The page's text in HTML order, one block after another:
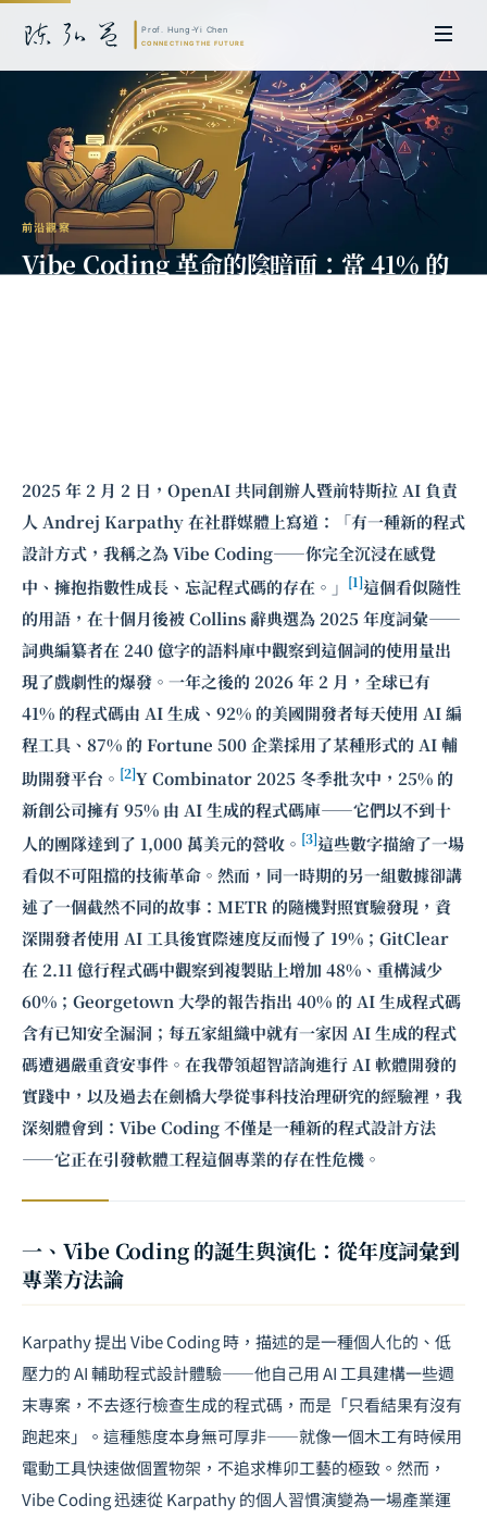
前沿觀察
Vibe Coding 革命的陰暗面：當 41% 的
2025 年 2 月 2 日，OpenAI 共同創辦人暨前特斯拉 AI 負責
人 Andrej Karpathy 在社群媒體上寫道：「有一種新的程式
設計方式，我稱之為 Vibe Coding——你完全沉浸在感覺
中、擁抱指數性成長、忘記程式碼的存在。」 [1]這個看似隨性
的用語，在十個月後被 Collins 辭典選為 2025 年度詞彙——
詞典編纂者在 240 億字的語料庫中觀察到這個詞的使用量出
現了戲劇性的爆發。一年之後的 2026 年 2 月，全球已有
41% 的程式碼由 AI 生成、92% 的美國開發者每天使用 AI 編
程工具、87% 的 Fortune 500 企業採用了某種形式的 AI 輔
助開發平台。 [2]Y Combinator 2025 冬季批次中，25% 的
新創公司擁有 95% 由 AI 生成的程式碼庫——它們以不到十
人的團隊達到了 1,000 萬美元的營收。 [3]這些數字描繪了一場
看似不可阻擋的技術革命。然而，同一時期的另一組數據卻講
述了一個截然不同的故事：METR 的隨機對照實驗發現，資
深開發者使用 AI 工具後實際速度反而慢了 19%；GitClear
在 2.11 億行程式碼中觀察到複製貼上增加 48%、重構減少
60%；Georgetown 大學的報告指出 40% 的 AI 生成程式碼
含有已知安全漏洞；每五家組織中就有一家因 AI 生成的程式
碼遭遇嚴重資安事件。在我帶領超智諮詢進行 AI 軟體開發的
實踐中，以及過去在劍橋大學從事科技治理研究的經驗裡，我
深刻體會到：Vibe Coding 不僅是一種新的程式設計方法
——它正在引發軟體工程這個專業的存在性危機。
一、Vibe Coding 的誕生與演化：從年度詞彙到
專業方法論
Karpathy 提出 Vibe Coding 時，描述的是一種個人化的、低
壓力的 AI 輔助程式設計體驗——他自己用 AI 工具建構一些週
末專案，不去逐行檢查生成的程式碼，而是「只看結果有沒有
跑起來」。這種態度本身無可厚非——就像一個木工有時候用
電動工具快速做個置物架，不追求榫卯工藝的極致。然而，
Vibe Coding 迅速從 Karpathy 的個人習慣演變為一場產業運